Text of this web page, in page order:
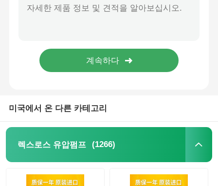
미국에서 온 다른 카테고리
렉스로스 유압펌프 (1266)